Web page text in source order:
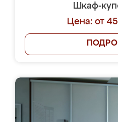
Шкаф-
Цена: от